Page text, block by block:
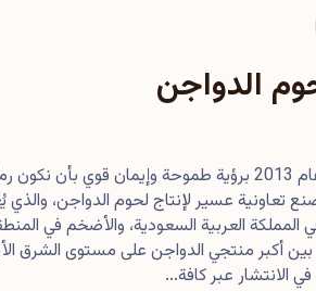
الدواجن
بدأت رحلتنا في أصول عام 2013 برؤية طموحة وإيمان قوي بأن
تعاونية عسير لإنتاج لحوم الدواجن، والذي
العربية السعودية، والأضخم في
بين أكبر منتجي الدواجن على مستوى
الانتشار عبر كافة...